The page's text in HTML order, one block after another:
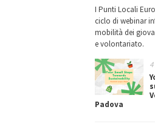
I Punti Locali
ciclo di webinar
mobilità dei
e volontariato.
Padova